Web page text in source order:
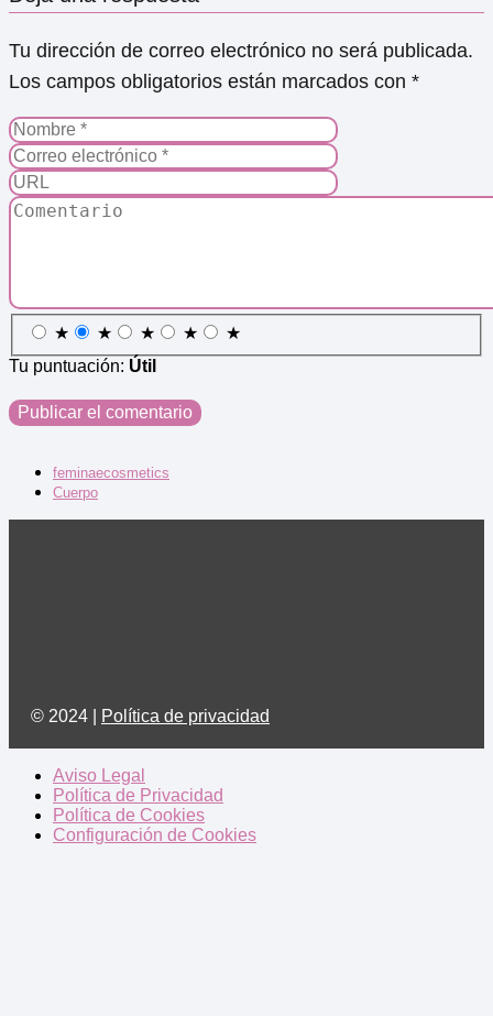
Tu dirección de correo electrónico no será publicada.
Los campos obligatorios están marcados con *
★ ★ ★ ★
★
Tu puntuación: Útil
feminaecosmetics
Cuerpo
© 2024 | Política de privacidad
Aviso Legal
Política de Privacidad
Política de Cookies
Configuración de Cookies